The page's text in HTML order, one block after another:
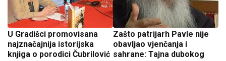
U Gradišci promovisana
najznačajnija istorijska
knjiga o porodici Čubrilović
Zašto patrijarh Pavle nije
obavljao vjenčanja i
sahrane: Tajna dubokog